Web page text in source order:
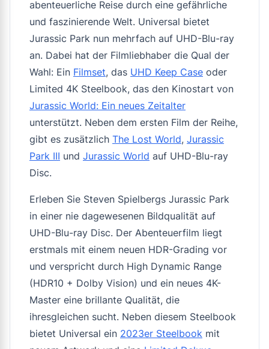
abenteuerliche Reise durch eine gefährliche
und faszinierende Welt. Universal bietet
Jurassic Park nun mehrfach auf UHD-Blu-ray
an. Dabei hat der Filmliebhaber die Qual der
Wahl: Ein Filmset, das UHD Keep Case oder
Limited 4K Steelbook, das den Kinostart von
Jurassic World: Ein neues Zeitalter
unterstützt. Neben dem ersten Film der Reihe,
gibt es zusätzlich The Lost World, Jurassic
Park III und Jurassic World auf UHD-Blu-ray
Disc.
Erleben Sie Steven Spielbergs Jurassic Park
in einer nie dagewesenen Bildqualität auf
UHD-Blu-ray Disc. Der Abenteuerfilm liegt
erstmals mit einem neuen HDR-Grading vor
und verspricht durch High Dynamic Range
(HDR10 + Dolby Vision) und ein neues 4K-
Master eine brillante Qualität, die
ihresgleichen sucht. Neben diesem Steelbook
bietet Universal ein 2023er Steelbook mit